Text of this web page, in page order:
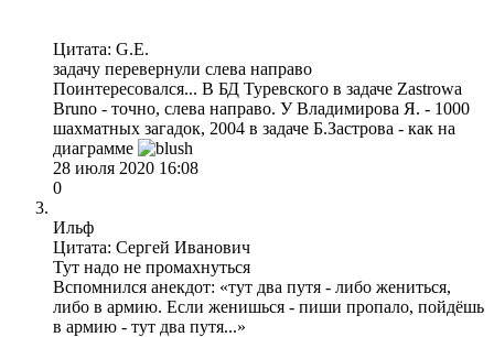
Цитата: G.E.
задачу перевернули слева направо
Поинтересовался... В БД Туревского в задаче Zastrowа
Bruno - точно, слева направо. У Владимирова Я. - 1000
шахматных загадок, 2004 в задаче Б.Застрова - как на
диаграмме
28 июля 2020 16:08
0
Ильф
Цитата: Сергей Иванович
Тут надо не промахнуться
Вспомнился анекдот: «тут два путя - либо жениться,
либо в армию. Если женишься - пиши пропало, пойдёшь
в армию - тут два путя...»